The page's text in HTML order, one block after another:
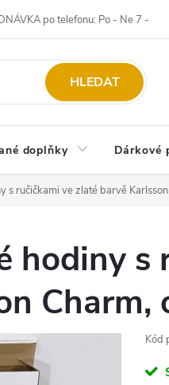
po telefonu: Po - Ne 7 -
u Starých Komisní prodej |
HLEDAT
doplňky Dárkové
s ručičkami ve zlaté barvě
hodiny s
Charm,
Kód